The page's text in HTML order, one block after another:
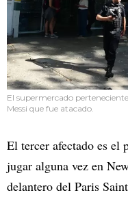
El supermercado
Messi que fue atacado.
El tercer afectado es el
jugar alguna vez en
delantero del Paris